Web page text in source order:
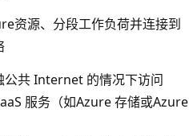
资源、分段工作负荷并连接到
公共 Internet 的情况下访问
服务（如Azure 存储或Azure